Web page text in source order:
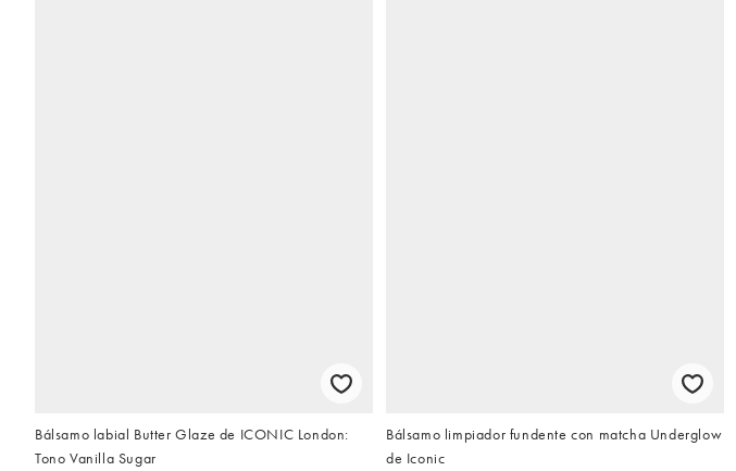
Bálsamo labial Butter Glaze de ICONIC London:
Tono Vanilla Sugar
Bálsamo limpiador fundente con matcha Underglow
de Iconic